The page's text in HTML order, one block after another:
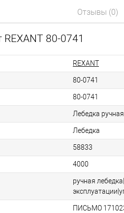
Отзывы (0)
80-0741
REXANT
80-0741
80-0741
Лебедка
Лебедка
58833
4000
ручная
ПИСЬМО